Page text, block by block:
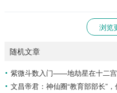
浏览
随机文章
紫微斗数入门——地劫星在十二
文昌帝君：神仙圈“教育部部长”，